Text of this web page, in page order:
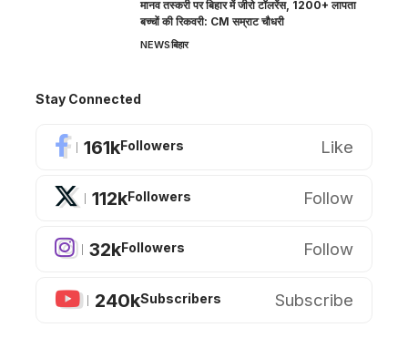
मानव तस्करी पर बिहार में जीरो टॉलरेंस, 1200+ लापता
बच्चों की रिकवरी: CM सम्राट चौधरी
NEWSबिहार
Stay Connected
161kFollowers Like
112kFollowers Follow
32kFollowers Follow
240kSubscribers Subscribe